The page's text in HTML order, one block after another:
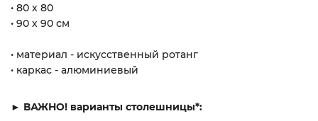
• 80 х 80
• 90 х 90 см
• материал - искусственный ротанг
• каркас - алюминиевый
► ВАЖНО! варианты столешницы*: